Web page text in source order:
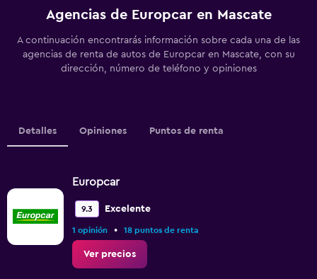
Agencias de Europcar en Mascate
A continuación encontrarás información sobre cada una de las
agencias de renta de autos de Europcar en Mascate, con su
dirección, número de teléfono y opiniones
Detalles Opiniones Puntos de renta
Europcar
9.3 Excelente
1 opinión • 18 puntos de renta
Ver precios